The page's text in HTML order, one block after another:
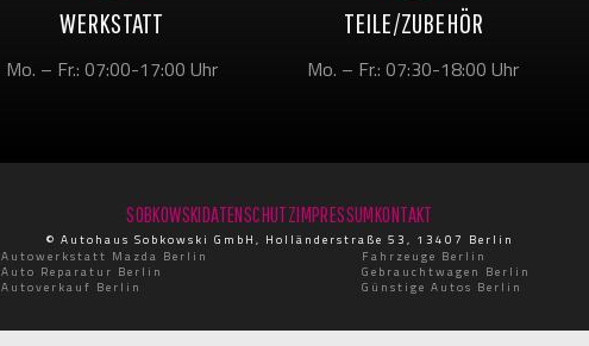
WERKSTATT
Mo. – Fr.: 07:00-17:00 Uhr
TEILE/ZUBEHÖR
Mo. – Fr.: 07:30-18:00 Uhr
SOBKOWSKIDATENSCHUTZIMPRESSUMKONTAKT
© Autohaus Sobkowski GmbH, Holländerstraße 53, 13407 Berlin
Autowerkstatt Mazda Berlin
Auto Reparatur Berlin
Autoverkauf Berlin
Fahrzeuge Berlin
Gebrauchtwagen Berlin
Günstige Autos Berlin